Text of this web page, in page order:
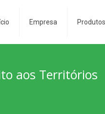
Empresa Produtos
aos Territórios